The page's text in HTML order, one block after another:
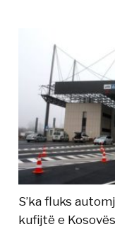
S’ka fluks
kufijtë e Kosovës